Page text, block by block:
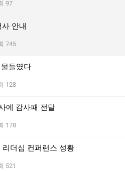
97
사 안내
745
들였다
128
에 감사패 전달
178
리더십 컨퍼런스 성황
521